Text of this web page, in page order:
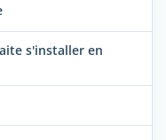
s'installer en